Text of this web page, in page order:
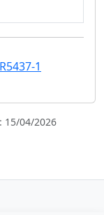
1
15/04/2026